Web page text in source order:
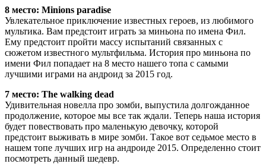
8 место: Minions paradise
Увлекательное приключение известных героев, из любимого
мультика. Вам предстоит играть за миньона по имена Фил.
Ему предстоит пройти массу испытаний связанных с
сюжетом известного мультфильма. История про миньона по
имени Фил попадает на 8 место нашего топа с самыми
лучшими играми на андроид за 2015 год.
7 место: The walking dead
Удивительная новелла про зомби, выпустила долгожданное
продолжение, которое мы все так ждали. Теперь наша история
будет повествовать про маленькую девочку, которой
предстоит выживать в мире зомби. Такое вот седьмое место в
нашем топе лучших игр на андроиде 2015. Определенно стоит
посмотреть данный шедевр.